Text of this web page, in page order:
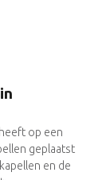
op een
geplaatst
en de